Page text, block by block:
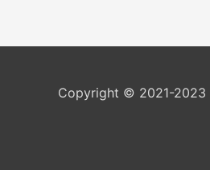
Copyright © 2021-2023